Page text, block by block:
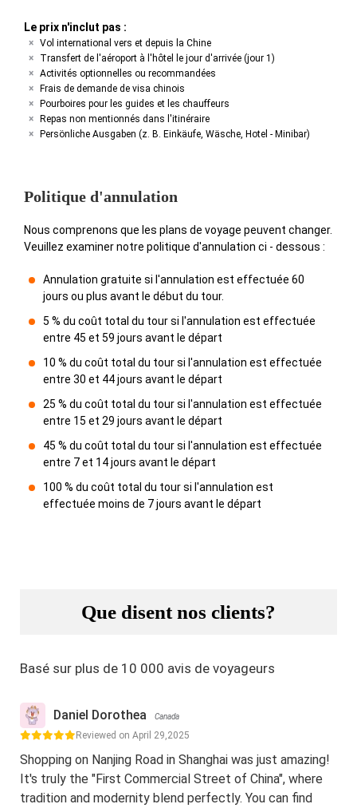
Le prix n'inclut pas :
Vol international vers et depuis la Chine
Transfert de l'aéroport à l'hôtel le jour d'arrivée (jour 1)
Activités optionnelles ou recommandées
Frais de demande de visa chinois
Pourboires pour les guides et les chauffeurs
Repas non mentionnés dans l'itinéraire
Persönliche Ausgaben (z. B. Einkäufe, Wäsche, Hotel - Minibar)
Politique d'annulation
Nous comprenons que les plans de voyage peuvent changer.
Veuillez examiner notre politique d'annulation ci - dessous :
Annulation gratuite si l'annulation est effectuée 60
jours ou plus avant le début du tour.
5 % du coût total du tour si l'annulation est effectuée
entre 45 et 59 jours avant le départ
10 % du coût total du tour si l'annulation est effectuée
entre 30 et 44 jours avant le départ
25 % du coût total du tour si l'annulation est effectuée
entre 15 et 29 jours avant le départ
45 % du coût total du tour si l'annulation est effectuée
entre 7 et 14 jours avant le départ
100 % du coût total du tour si l'annulation est
effectuée moins de 7 jours avant le départ
Que disent nos clients?
Basé sur plus de 10 000 avis de voyageurs
Daniel Dorothea Canada
Reviewed on April 29,2025
Shopping on Nanjing Road in Shanghai was just amazing!
It's truly the "First Commercial Street of China", where
tradition and modernity blend perfectly. You can find